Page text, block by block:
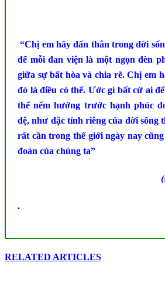
“Chị em hãy dấn thân trong đời
để mỗi đan viện là một ngọn đèn
giữa sự bất hòa và chia rẽ. Chị em
đó là điều có thể. Ước gì bất cứ ai
thể nếm hưởng trước hạnh phúc
đệ, như đặc tính riêng của đời sống
rất cần trong thế giới ngày nay
đoàn của chúng ta”
.
RELATED ARTICLES